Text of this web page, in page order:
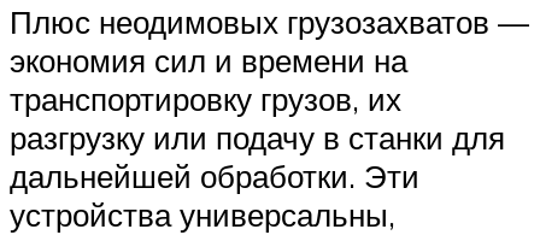
Плюс неодимовых грузозахватов —
экономия сил и времени на
транспортировку грузов, их
разгрузку или подачу в станки для
дальнейшей обработки. Эти
устройства универсальны,